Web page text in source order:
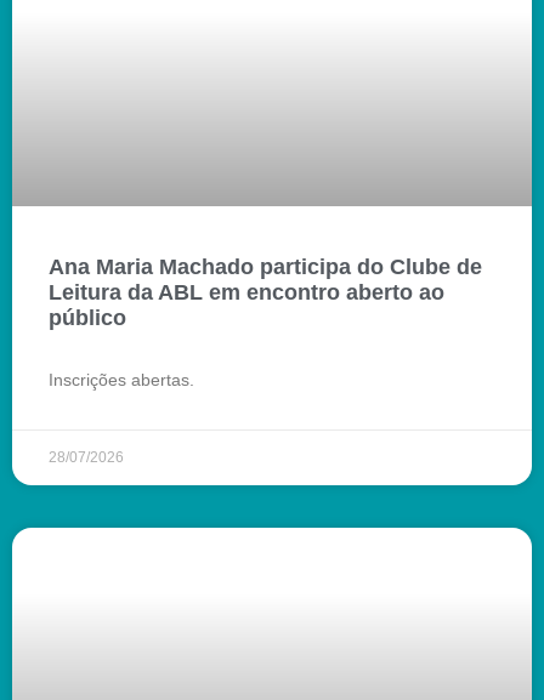
Ana Maria Machado participa do Clube de
Leitura da ABL em encontro aberto ao
público
Inscrições abertas.
28/07/2026